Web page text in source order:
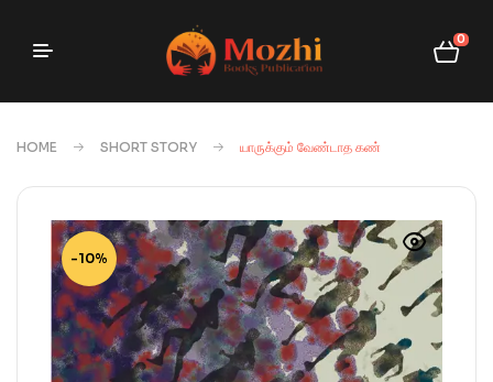
0
HOME SHORT STORY யாருக்கும் வேண்டாத கண்
-10%